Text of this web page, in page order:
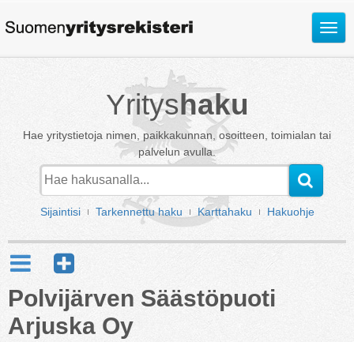
Avaa
Yrityshaku
Hae yritystietoja nimen, paikkakunnan, osoitteen, toimialan tai
palvelun avulla.
Sijaintisi Tarkennettu haku Karttahaku Hakuohje
Polvijärven Säästöpuoti
Arjuska Oy